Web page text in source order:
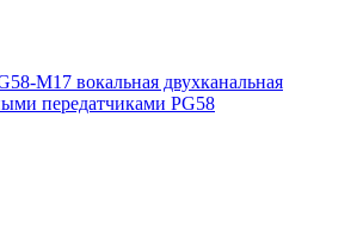
M17 вокальная двухканальная
передатчиками PG58